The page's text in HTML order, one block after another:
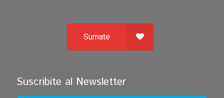
Sumate
Suscribite al Newsletter